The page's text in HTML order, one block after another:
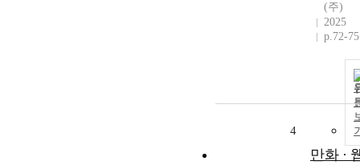
(주)
2025
p.72-75
4
만화 ·